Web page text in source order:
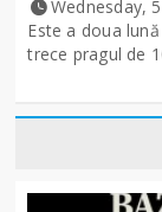
Wednesday,
Este a doua
trece pragul de